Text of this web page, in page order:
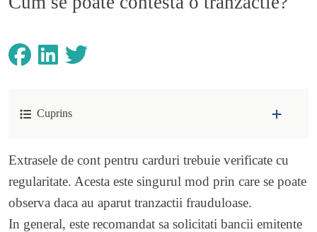
Cuprins
Extrasele de cont pentru carduri trebuie verificate cu
regularitate. Acesta este singurul mod prin care se poate
observa daca au aparut tranzactii frauduloase.
In general, este recomandat sa solicitati bancii emitente